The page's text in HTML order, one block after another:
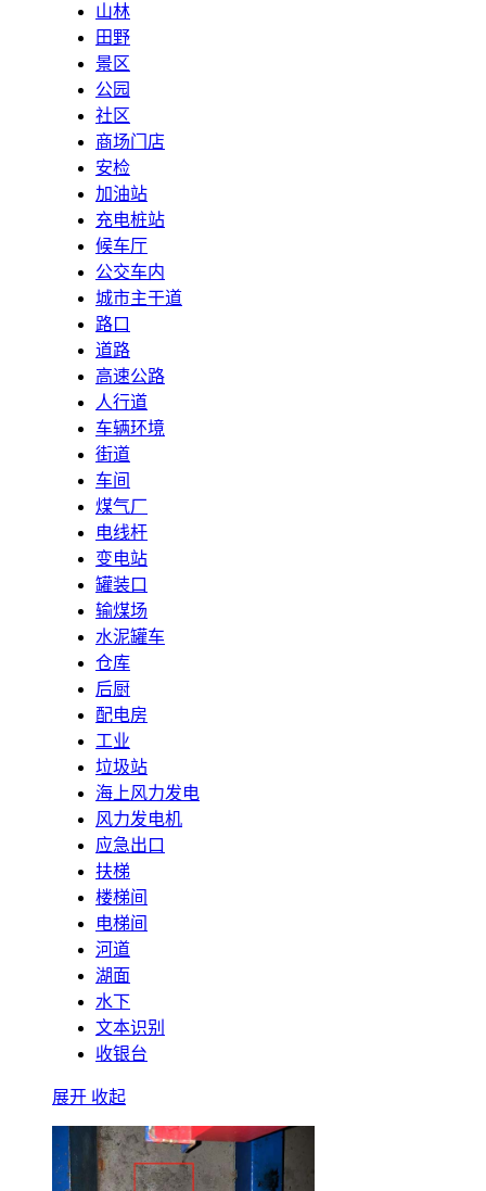
山林
田野
景区
公园
社区
商场门店
安检
加油站
充电桩站
候车厅
公交车内
城市主干道
路口
道路
高速公路
人行道
车辆环境
街道
车间
煤气厂
电线杆
变电站
罐装口
输煤场
水泥罐车
仓库
后厨
配电房
工业
垃圾站
海上风力发电
风力发电机
应急出口
扶梯
楼梯间
电梯间
河道
湖面
水下
文本识别
收银台
展开 收起